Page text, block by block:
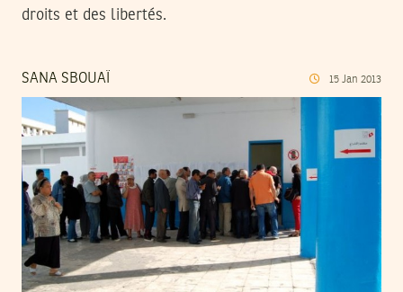
droits et des libertés.
SANA SBOUAÏ 15 Jan 2013